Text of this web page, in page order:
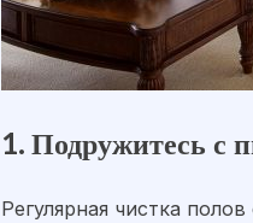
1. Подружитесь с
Регулярная чистка